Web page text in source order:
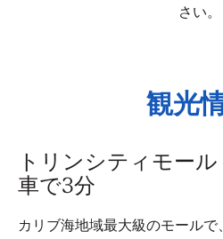
さい。
観光
トリンシティモー
車で3分
カリブ海地域最大級のモール